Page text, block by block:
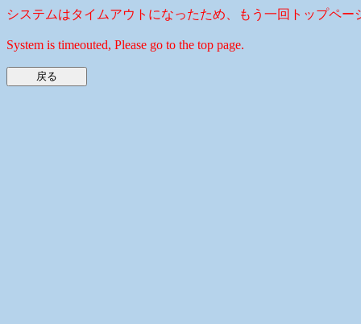
システムはタイムアウトになったため、もう一回トップペー
System is timeouted, Please go to the top page.